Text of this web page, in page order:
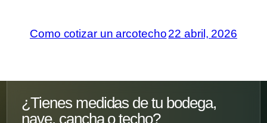
Como cotizar un arcotecho22 abril, 2026
¿Tienes medidas de tu bodega,
nave, cancha o techo?